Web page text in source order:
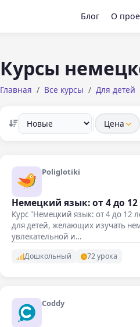
Блог О
Курсы
Главная Все курсы Для детей
Цена
Poliglotiki
Немецкий язык: от 4 до 12
Курс "Немецкий язык: от 4 до 12
для детей, желающих изучать
увлекательной и…
Дошкольный 72 урока
Coddy